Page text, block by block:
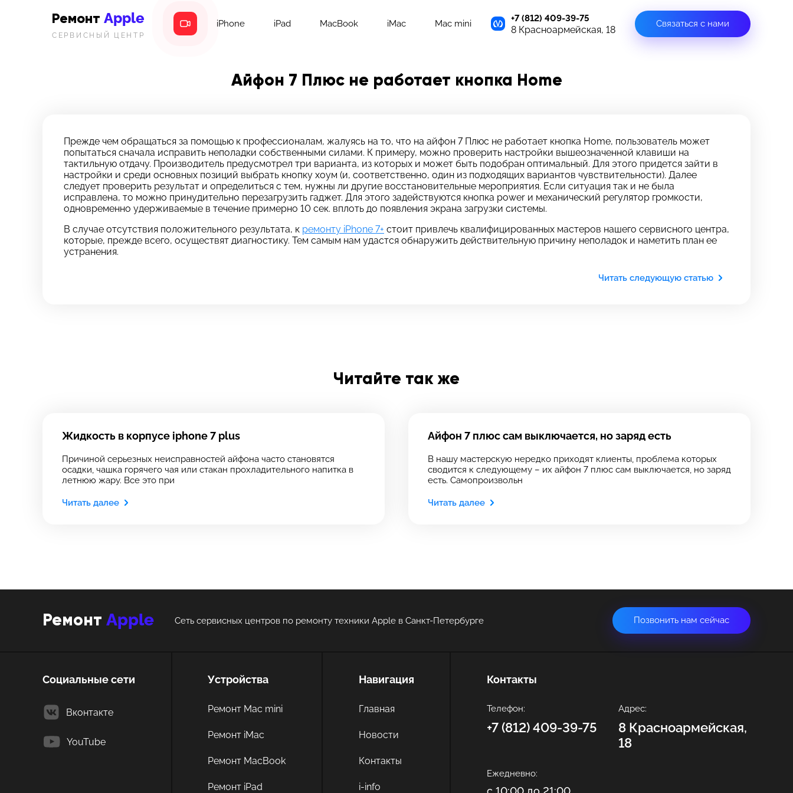
Ремонт Apple
СЕРВИСНЫЙ ЦЕНТР
iPhone iPad MacBook iMac Mac mini
+7 (812) 409-39-75
8 Красноармейская, 18
Связаться с нами
Айфон 7 Плюс не работает кнопка Home
Прежде чем обращаться за помощью к профессионалам, жалуясь на то, что на айфон 7 Плюс не работает кнопка Home, пользователь может
попытаться сначала исправить неполадки собственными силами. К примеру, можно проверить настройки вышеозначенной клавиши на
тактильную отдачу. Производитель предусмотрел три варианта, из которых и может быть подобран оптимальный. Для этого придется зайти в
настройки и среди основных позиций выбрать кнопку хоум (и, соответственно, один из подходящих вариантов чувствительности). Далее
следует проверить результат и определиться с тем, нужны ли другие восстановительные мероприятия. Если ситуация так и не была
исправлена, то можно принудительно перезагрузить гаджет. Для этого задействуются кнопка power и механический регулятор громкости,
одновременно удерживаемые в течение примерно 10 сек. вплоть до появления экрана загрузки системы.
В случае отсутствия положительного результата, к ремонту iPhone 7+ стоит привлечь квалифицированных мастеров нашего сервисного центра,
которые, прежде всего, осуществят диагностику. Тем самым нам удастся обнаружить действительную причину неполадок и наметить план ее
устранения.
Читать следующую статью
Читайте так же
Жидкость в корпусе iphone 7 plus
Причиной серьезных неисправностей айфона часто становятся
осадки, чашка горячего чая или стакан прохладительного напитка в
летнюю жару. Все это при
Читать далее
Айфон 7 плюс сам выключается, но заряд есть
В нашу мастерскую нередко приходят клиенты, проблема которых
сводится к следующему – их айфон 7 плюс сам выключается, но заряд
есть. Самопроизвольн
Читать далее
Ремонт Apple Сеть сервисных центров по ремонту техники Apple в Санкт-Петербурге Позвонить нам сейчас
Социальные сети
Вконтакте
YouTube
Устройства
Ремонт Mac mini
Ремонт iMac
Ремонт MacBook
Ремонт iPad
Навигация
Главная
Новости
Контакты
i-info
Контакты
Телефон:
+7 (812) 409-39-75
Адрес:
8 Красноармейская,
18
Ежедневно:
Задать вопрос
*бесплатно
Оставьте свой отзыв
Введите номер договора